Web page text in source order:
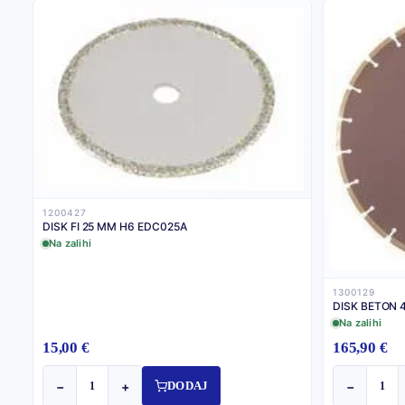
1200427
DISK FI 25 MM H6 EDC025A
Na zalihi
15,00 €
− + DODAJ
1300129
DISK BETON
Na zalihi
165,90 €
−